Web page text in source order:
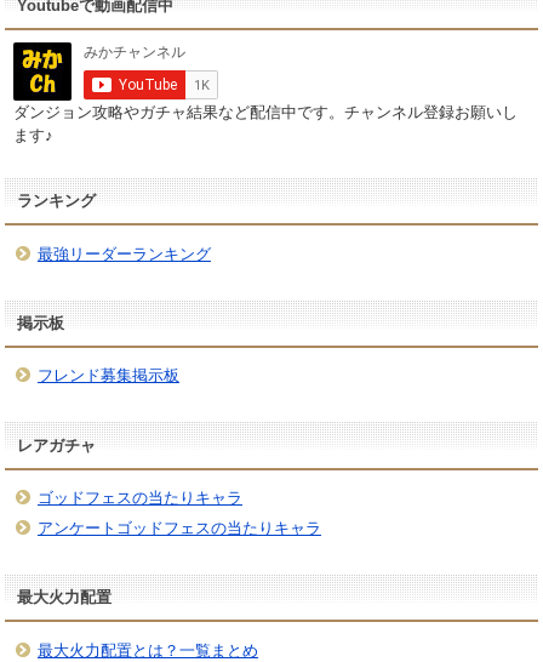
Youtubeで動画配信中
ダンジョン攻略やガチャ結果など配信中です。チャンネル登録お願いし
ます♪
ランキング
最強リーダーランキング
掲示板
フレンド募集掲示板
レアガチャ
ゴッドフェスの当たりキャラ
アンケートゴッドフェスの当たりキャラ
最大火力配置
最大火力配置とは？一覧まとめ